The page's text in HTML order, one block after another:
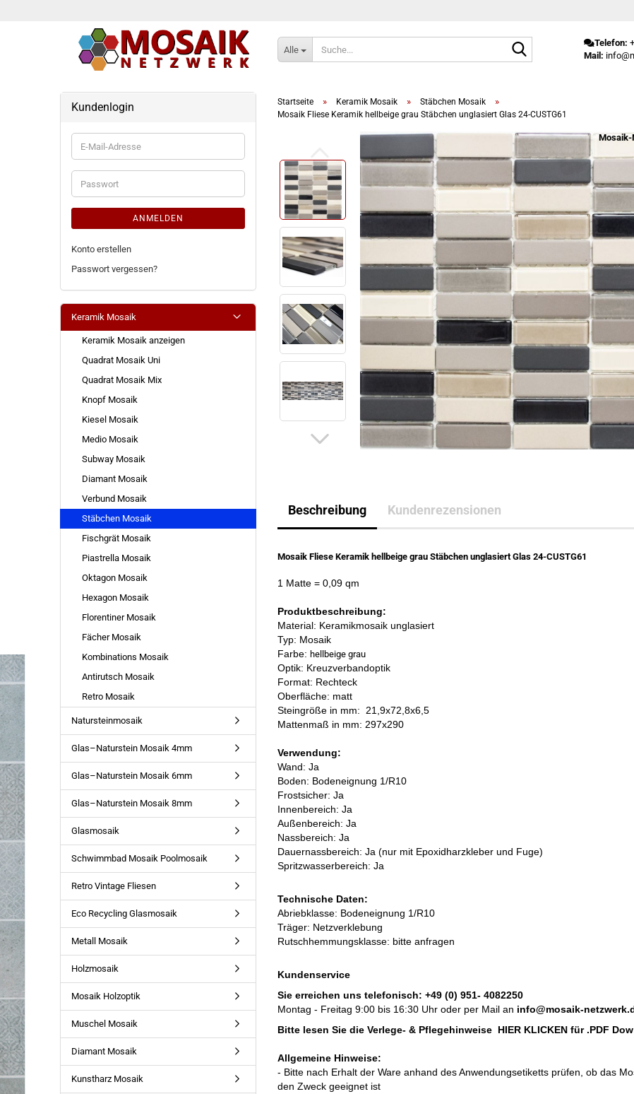
Alle
Telefon:
Mail:
Startseite » Keramik Mosaik » Stäbchen Mosaik »
Mosaik Fliese Keramik hellbeige grau Stäbchen unglasiert Glas 24-CUSTG61
Beschreibung Kundenrezensionen
Mosaik Fliese Keramik hellbeige grau Stäbchen unglasiert Glas 24-CUSTG61
1 Matte = 0,09 qm
Produktbeschreibung:
Material: Keramikmosaik unglasiert
Typ: Mosaik
Farbe:hellbeige grau
Optik: Kreuzverbandoptik
Format: Rechteck
Oberfläche: matt
Steingröße in mm:
21,9x72,8x6,5
Mattenmaß in mm: 297x290
Verwendung:
Wand: Ja
Boden: Bodeneignung 1/R10
Frostsicher: Ja
Innenbereich: Ja
Außenbereich: Ja
Nassbereich: Ja
Dauernassbereich: Ja (nur mit Epoxidharzkleber und Fuge)
Spritzwasserbereich: Ja
Technische Daten:
Abriebklasse: Bodeneignung 1/R10
Träger: Netzverklebung
Rutschhemmungsklasse: bitte anfragen
Kundenservice
Sie erreichen uns telefonisch: +49 (0) 951- 4082250
Montag - Freitag 9:00 bis 16:30 Uhr oder per Mail an info@mosaik-
Bitte lesen Sie die Verlege- & Pflegehinweise HIER KLICKENfür .PDF
Allgemeine Hinweise:
- Bitte nach Erhalt der Ware anhand des Anwendungsetiketts prüfen, ob das
den Zweck geeignet ist
Kundenlogin
E-
Mail-
Adresse
Passwort
ANMELDEN
Konto erstellen
Passwort vergessen?
Keramik Mosaik
Keramik Mosaik anzeigen
Quadrat Mosaik Uni
Quadrat Mosaik Mix
Knopf Mosaik
Kiesel Mosaik
Medio Mosaik
Subway Mosaik
Diamant Mosaik
Verbund Mosaik
Stäbchen Mosaik
Fischgrät Mosaik
Piastrella Mosaik
Oktagon Mosaik
Hexagon Mosaik
Florentiner Mosaik
Fächer Mosaik
Kombinations Mosaik
Antirutsch Mosaik
Retro Mosaik
Natursteinmosaik
Glas–Naturstein Mosaik 4mm
Glas–Naturstein Mosaik 6mm
Glas–Naturstein Mosaik 8mm
Glasmosaik
Schwimmbad Mosaik Poolmosaik
Retro Vintage Fliesen
Eco Recycling Glasmosaik
Metall Mosaik
Holzmosaik
Mosaik Holzoptik
Muschel Mosaik
Diamant Mosaik
Kunstharz Mosaik